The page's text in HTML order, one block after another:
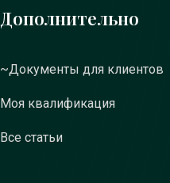
Дополнительно
~Документы для клиентов
Моя квалификация
Все статьи